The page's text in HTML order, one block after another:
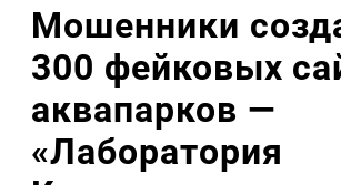
Мошенники
300 фейковых
аквапарков —
«Лаборатория